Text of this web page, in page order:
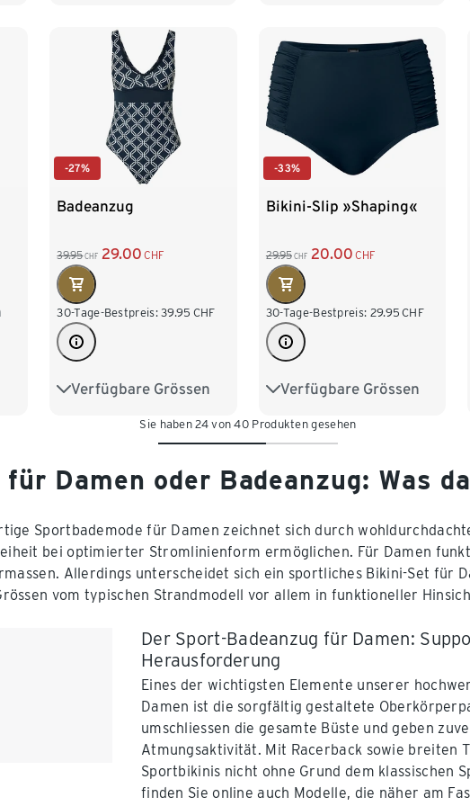
-27%
Badeanzug
39.95 CHF 29.00 CHF
30-Tage-Bestpreis: 39.95 CHF
Verfügbare Grössen
36 38 40 42
-33%
Bikini-Slip »Shaping«
29.95 CHF 20.00 CHF
30-Tage-Bestpreis: 29.95 CHF
Verfügbare Grössen
40 42 44 46
48 50 52
Sie haben 24 von 40 Produkten gesehen
Damen oder Badeanzug: Was
Sportbademode für Damen zeichnet sich durch
bei optimierter Stromlinienform ermöglichen. Für Damen
Allerdings unterscheidet sich ein sportliches Bikini-Set für
vom typischen Strandmodell vor allem in funktioneller
Der Sport-Badeanzug für Damen:
Herausforderung
Eines der wichtigsten Elemente unserer
Damen ist die sorgfältig gestaltete
umschliessen die gesamte Büste und geben
Atmungsaktivität. Mit Racerback sowie breiten
Sportbikinis nicht ohne Grund dem klassischen
finden Sie online auch Modelle, die näher am